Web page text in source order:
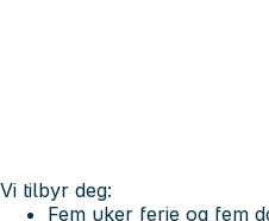
Vi tilbyr deg:
Fem uker ferie og fem